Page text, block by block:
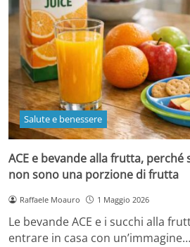
Salute e benessere
ACE e bevande alla frutta,
non sono una porzione di frutta
Raffaele Moauro 1 Maggio 2026
Le bevande ACE e i succhi alla
entrare in casa con un’immagine…